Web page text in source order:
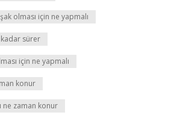
olması için ne yapmalı
kadar sürer
için ne yapmalı
konur
ne zaman konur